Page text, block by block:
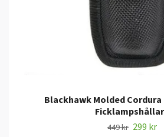
Blackhawk Molded
449 kr 299 kr